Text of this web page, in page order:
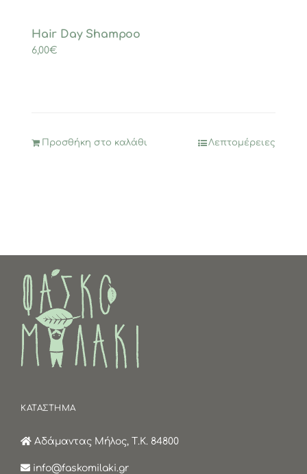
Hair Day Shampoo
6,00€
Προσθήκη στο καλάθι Λεπτομέρειες
ΚΑΤΑΣΤΗΜΑ
Αδάμαντας Μήλος, Τ.Κ. 84800
info@faskomilaki.gr